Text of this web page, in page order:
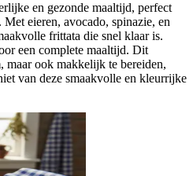
en gezonde maaltijd, perfect
eieren, avocado, spinazie, en
frittata die snel klaar is.
een complete maaltijd. Dit
maar ook makkelijk te bereiden,
van deze smaakvolle en kleurrijke